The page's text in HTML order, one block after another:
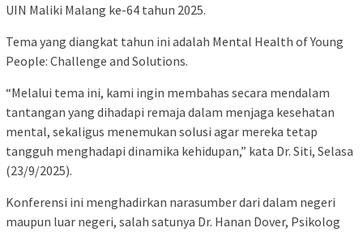
UIN Maliki Malang ke-64 tahun 2025.
Tema yang diangkat tahun ini adalah Mental Health of Young
People: Challenge and Solutions.
“Melalui tema ini, kami ingin membahas secara mendalam
tantangan yang dihadapi remaja dalam menjaga kesehatan
mental, sekaligus menemukan solusi agar mereka tetap
tangguh menghadapi dinamika kehidupan,” kata Dr. Siti, Selasa
(23/9/2025).
Konferensi ini menghadirkan narasumber dari dalam negeri
maupun luar negeri, salah satunya Dr. Hanan Dover, Psikolog